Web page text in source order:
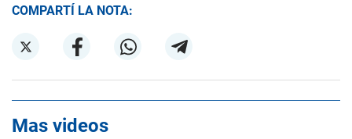
COMPARTÍ LA NOTA:
Mas videos